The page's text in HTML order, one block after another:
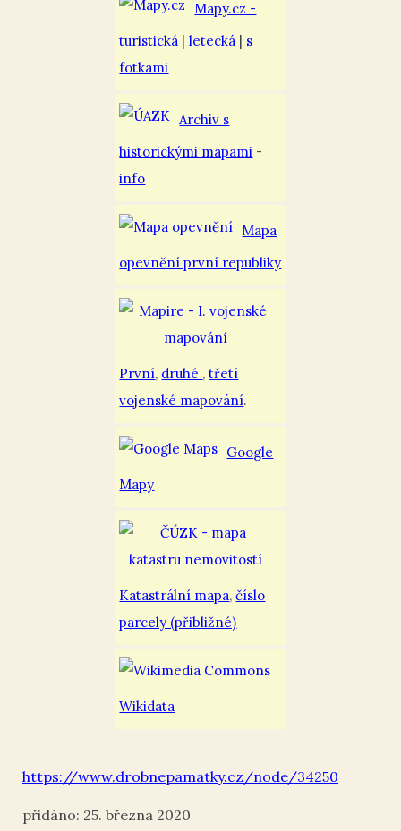
Mapy.cz -
turistická |letecká | s
fotkami
Archiv s
historickými mapami -
info
Mapa
opevnění první republiky
První, druhé ,třetí
vojenské mapování.
Google
Mapy
Katastrální mapa,číslo
parcely (přibližné)
Wikidata
https://www.drobnepamatky.cz/node/34250
25. března 2020